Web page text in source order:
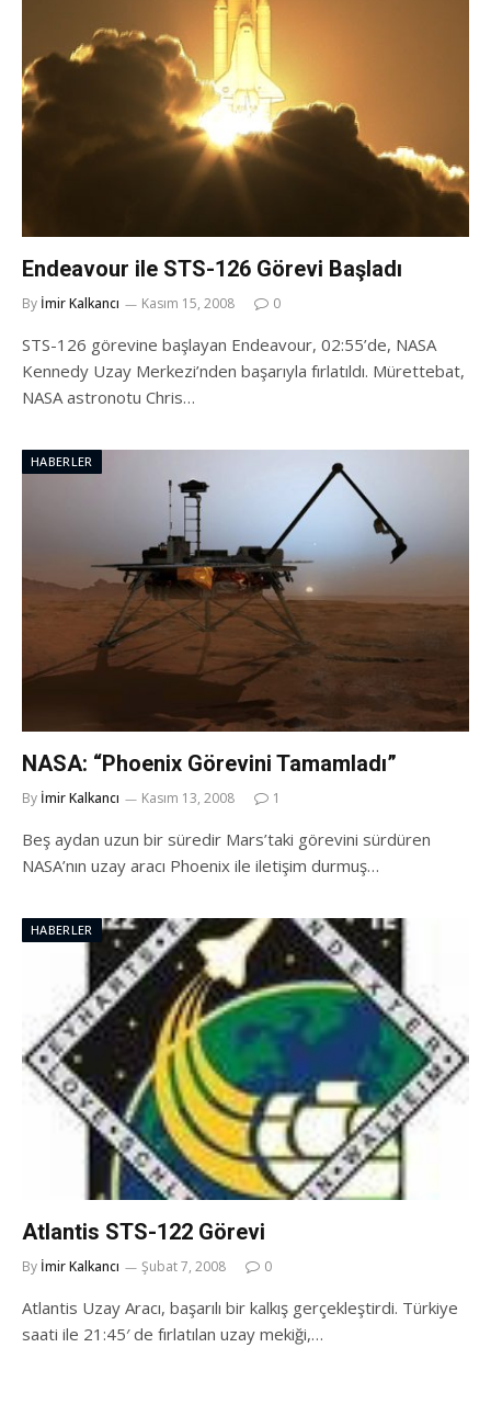
Endeavour ile STS-126 Görevi Başladı
By İmir Kalkancı Kasım 15, 2008 0
STS-126 görevine başlayan Endeavour, 02:55’de, NASA
Kennedy Uzay Merkezi’nden başarıyla fırlatıldı. Mürettebat,
NASA astronotu Chris…
HABERLER
NASA: “Phoenix Görevini Tamamladı”
By İmir Kalkancı Kasım 13, 2008 1
Beş aydan uzun bir süredir Mars’taki görevini sürdüren
NASA’nın uzay aracı Phoenix ile iletişim durmuş…
HABERLER
Atlantis STS-122 Görevi
By İmir Kalkancı Şubat 7, 2008 0
Atlantis Uzay Aracı, başarılı bir kalkış gerçekleştirdi. Türkiye
saati ile 21:45′ de fırlatılan uzay mekiği,…